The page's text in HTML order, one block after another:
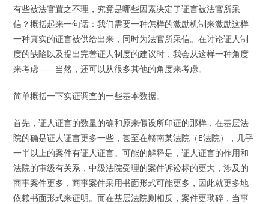
有些被法官置之不理，究竟是哪些因素决定了证言被法官所采
信？概括起来一句话：我们需要一种怎样的激励机制来激励这样
一种真实的证言被供给出来，同时为法官所采信。在讨论证人制
度的缺陷以及提出完善证人制度的建议时，我会从这样一种角度
来考虑——当然，还可以从很多其他的角度来考虑。
简单概括一下实证调查的一些基本数据。
首先，证人证言的数量的确和原来假设所印证的那样，在基层法
院的确是证人证言更多一些，甚至在赣南某法院（E法院），几乎
一半以上的案件有证人证言。可能的解释是，证人证言的作用和
法院的审级有关系，中级法院受理的案件诉讼标的更大，涉及的
商事案件更多，商事案件采用书面形式可能更多，因此就更多地
依赖书面形式来证明。而在基层法院则相反，案件更琐碎，当事